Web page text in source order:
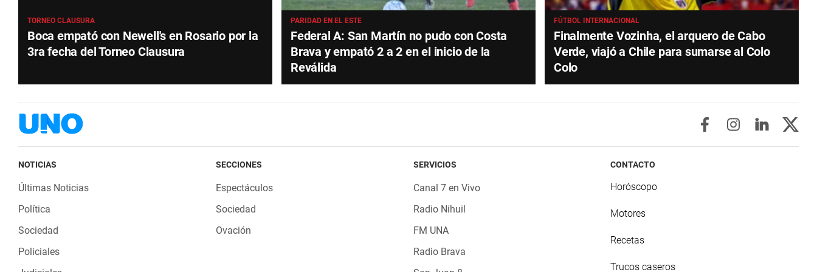
TORNEO CLAUSURA
Boca empató con Newell's en Rosario por la
3ra fecha del Torneo Clausura
PARIDAD EN EL ESTE
Federal A: San Martín no pudo con Costa
Brava y empató 2 a 2 en el inicio de la
Reválida
FÚTBOL INTERNACIONAL
Finalmente Vozinha, el arquero de Cabo
Verde, viajó a Chile para sumarse al Colo
Colo
NOTICIAS
Últimas Noticias
Política
Sociedad
Policiales
SECCIONES
Espectáculos
Sociedad
Ovación
SERVICIOS
Canal 7 en Vivo
Radio Nihuil
FM UNA
Radio Brava
CONTACTO
Horóscopo
Motores
Recetas
Trucos caseros